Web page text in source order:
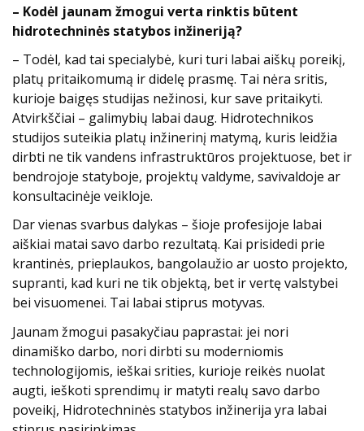
– Kodėl jaunam žmogui verta rinktis būtent
hidrotechninės statybos inžineriją?
– Todėl, kad tai specialybė, kuri turi labai aiškų poreikį,
platų pritaikomumą ir didelę prasmę. Tai nėra sritis,
kurioje baigęs studijas nežinosi, kur save pritaikyti.
Atvirkščiai – galimybių labai daug. Hidrotechnikos
studijos suteikia platų inžinerinį matymą, kuris leidžia
dirbti ne tik vandens infrastruktūros projektuose, bet ir
bendrojoje statyboje, projektų valdyme, savivaldoje ar
konsultacinėje veikloje.
Dar vienas svarbus dalykas – šioje profesijoje labai
aiškiai matai savo darbo rezultatą. Kai prisidedi prie
krantinės, prieplaukos, bangolaužio ar uosto projekto,
supranti, kad kuri ne tik objektą, bet ir vertę valstybei
bei visuomenei. Tai labai stiprus motyvas.
Jaunam žmogui pasakyčiau paprastai: jei nori
dinamiško darbo, nori dirbti su moderniomis
technologijomis, ieškai srities, kurioje reikės nuolat
augti, ieškoti sprendimų ir matyti realų savo darbo
poveikį, Hidrotechninės statybos inžinerija yra labai